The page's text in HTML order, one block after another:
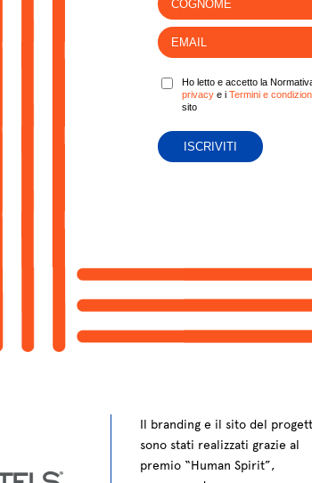
Ho letto e accetto la
privacy e iTermini e
sito
Il branding e il sito del
sono stati realizzati grazie al
premio “Human Spirit”,